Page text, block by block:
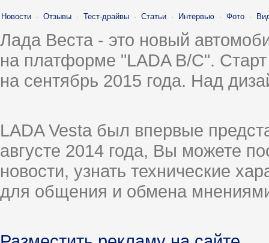
Новости · Отзывы · Тест-драйвы · Статьи · Интервью · Фото ·
Лада Веста - это новый
на платформе "LADA B/C".
на сентябрь 2015 года. Над
LADA Vesta был впервые
августе 2014 года, Вы можете
новости, узнать технические
для общения и обмена